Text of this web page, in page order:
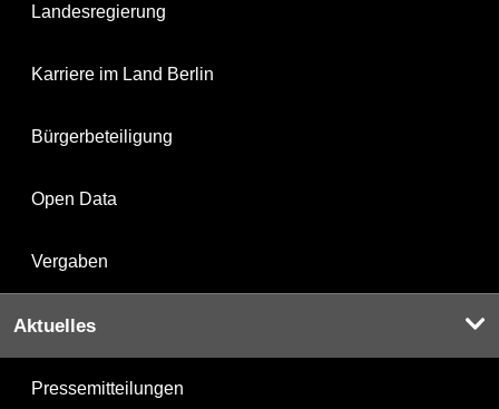
Landesregierung
Karriere im Land Berlin
Bürgerbeteiligung
Open Data
Vergaben
Aktuelles
Pressemitteilungen